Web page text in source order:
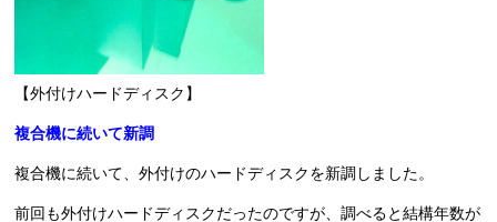
【外付けハードディスク】
複合機に続いて新調
複合機に続いて、外付けのハードディスクを新調しました。
前回も外付けハードディスクだったのですが、調べると結構年数が